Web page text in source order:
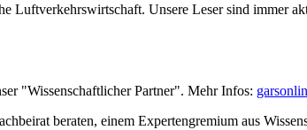
Luftverkehrswirtschaft. Unsere Leser sind immer
"Wissenschaftlicher Partner". Mehr Infos:
beraten, einem Expertengremium aus